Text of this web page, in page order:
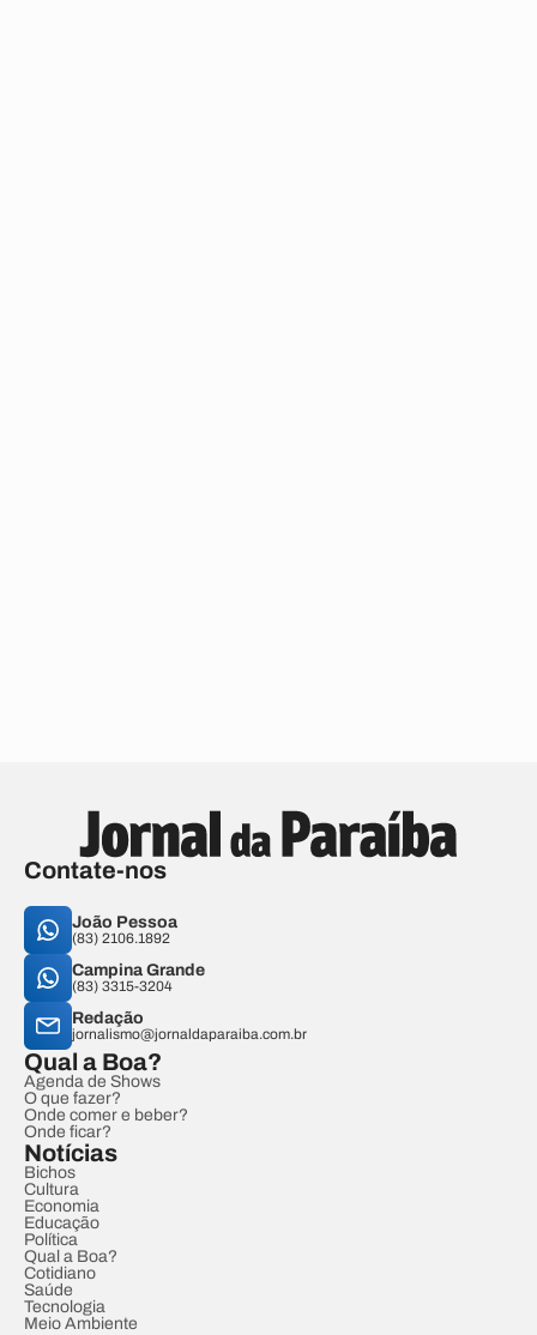
Contate-nos
João Pessoa
(83) 2106.1892
Campina Grande
(83) 3315-3204
Redação
jornalismo@jornaldaparaiba.com.br
Qual a Boa?
Agenda de Shows
O que fazer?
Onde comer e beber?
Onde ficar?
Notícias
Bichos
Cultura
Economia
Educação
Política
Qual a Boa?
Cotidiano
Saúde
Tecnologia
Meio Ambiente